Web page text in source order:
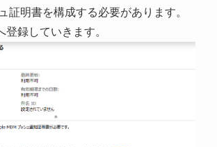
明書を構成する必要があります。
録していきます。